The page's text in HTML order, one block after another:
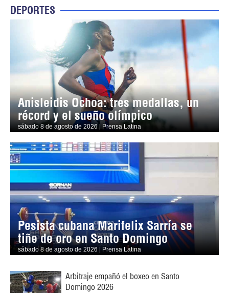
DEPORTES
Anisleidis Ochoa: tres medallas, un
récord y el sueño olímpico
sábado 8 de agosto de 2026 | Prensa Latina
Pesista cubana Marifelix Sarría se
tiñe de oro en Santo Domingo
sábado 8 de agosto de 2026 | Prensa Latina
Arbitraje empañó el boxeo en Santo
Domingo 2026